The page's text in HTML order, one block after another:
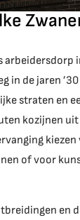
arbeidersdorp
in de jaren
straten en
kozijnen
kiezen
of voor
en